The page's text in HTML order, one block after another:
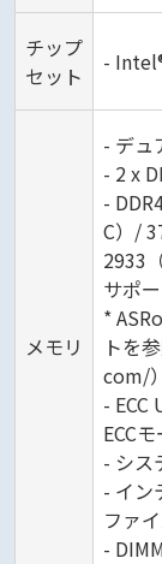
チップ
セット
-
メモリ
- デュ
- 2 x
-
C）/
2933
サポ
*
トを
com/）
- ECC
ECC
- シス
- イン
ファ
-